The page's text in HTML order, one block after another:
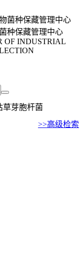
种保藏管理中心
OF INDUSTRIAL
芽胞杆菌
>>高级检索